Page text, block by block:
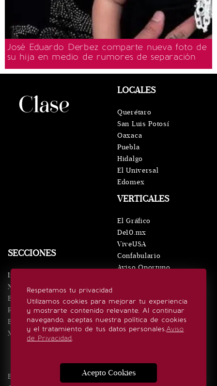
José Eduardo Derbez comparte nueva foto de
su hija en medio de rumores de separación
Respetamos tu privacidad
Utilizamos cookies para mejorar tu experiencia
y mostrarte contenido relevante. Al continuar
navegando, aceptas nuestra política de cookies
y el tratamiento de tus datos personales.Aviso
de Privacidad.
Acepto Cookies
SECCIONES
Inicio
Noticias
Eventos
Realeza
Estilo de vida
Minuto x Minuto
VERTICALES
El Gráfico
De10.mx
ViveUSA
Confabulario
Aviso Oportuno
LOCALES
Querétaro
San Luis Potosí
Oaxaca
Puebla
Hidalgo
El Universal
Edomex
SÍGUENOS
Edición Impresa Noticias Quiénes somos